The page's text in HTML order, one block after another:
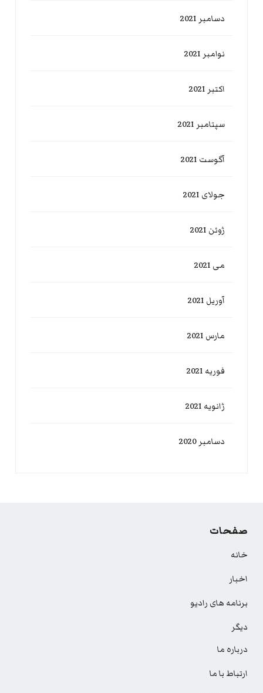
دسامبر 2021
نوامبر 2021
اکتبر 2021
سپتامبر 2021
آگوست 2021
جولای 2021
ژوئن 2021
می 2021
آوریل 2021
مارس 2021
فوریه 2021
ژانویه 2021
دسامبر 2020
صفحات
خانه
اخبار
برنامه های رادیو
دیگر
درباره ما
ارتباط با ما